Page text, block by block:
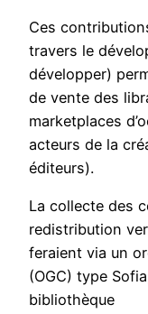
Ces
travers le
développer)
de vente des
marketplaces
acteurs de la
éditeurs).
La collecte des
redistribution
feraient via un
(OGC) type
bibliothèque